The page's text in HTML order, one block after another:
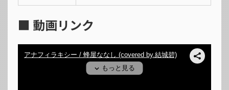
■ 動画リンク